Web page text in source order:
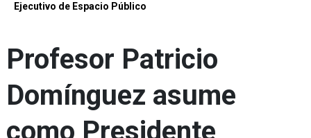
Ejecutivo de Espacio Público
Profesor Patricio
Domínguez asume